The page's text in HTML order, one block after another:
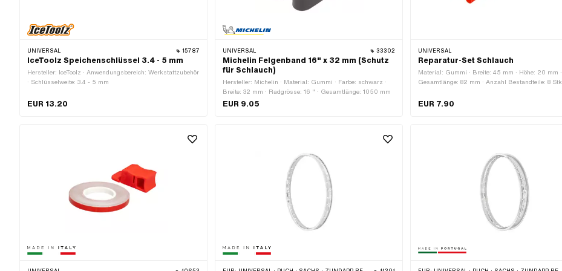
UNIVERSAL 15787
IceToolz Speichenschlüssel 3.4 - 5 mm
Hersteller: IceToolz · Anwendungsbereich: Werkstattzubehör
· Schlüsselweite: 3.4 - 5 mm
EUR 13.20
UNIVERSAL 33302
Michelin Felgenband 16" x 32 mm (Schutz
für Schlauch)
Hersteller: Michelin · Material: Gummi · Farbe: schwarz ·
Breite: 32 mm · Radgrösse: 16 " · Gesamtlänge: 1050 mm
EUR 9.05
UNIVERSAL
Reparatur-Set Schlauch
Material: Gummi · Breite: 45 mm · Höhe: 20 mm ·
Gesamtlänge: 82 mm · Anzahl Bestandteile: 8 Stk.
EUR 7.90